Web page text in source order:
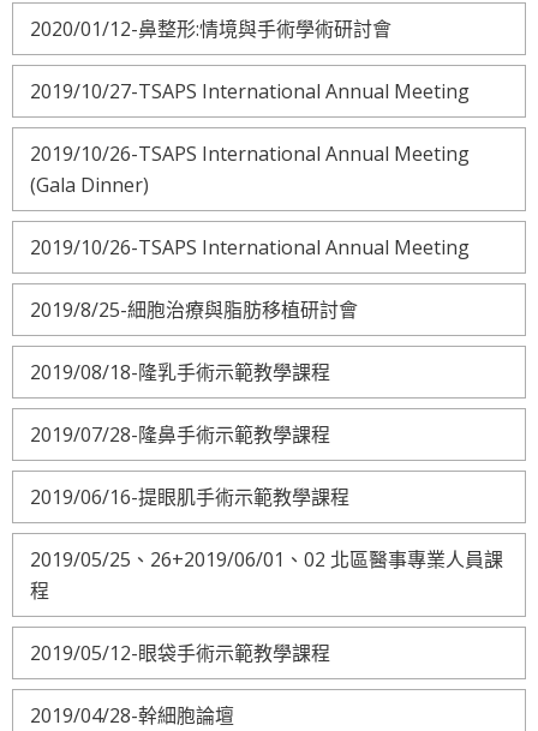
2020/01/12-鼻整形:情境與手術學術研討會
2019/10/27-TSAPS International Annual Meeting
2019/10/26-TSAPS International Annual Meeting
(Gala Dinner)
2019/10/26-TSAPS International Annual Meeting
2019/8/25-細胞治療與脂肪移植研討會
2019/08/18-隆乳手術示範教學課程
2019/07/28-隆鼻手術示範教學課程
2019/06/16-提眼肌手術示範教學課程
2019/05/25、26+2019/06/01、02 北區醫事專業人員課
程
2019/05/12-眼袋手術示範教學課程
2019/04/28-幹細胞論壇